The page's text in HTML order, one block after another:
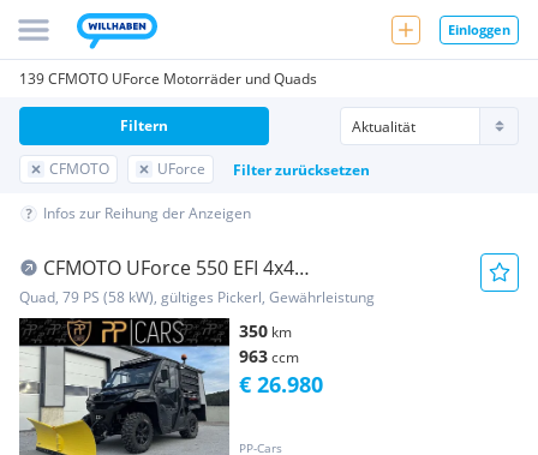
Einloggen
139 CFMOTO UForce Motorräder und Quads
CFMOTO UForce Filter zurücksetzen
Filtern
Infos zur Reihung der Anzeigen
CFMOTO UForce 550 EFI 4x4
**Kabine/Heizung/Schneeschil...
Quad, 79 PS (58 kW), gültiges Pickerl, Gewährleistung
350 km
963ccm
PP-Cars
€ 26.980